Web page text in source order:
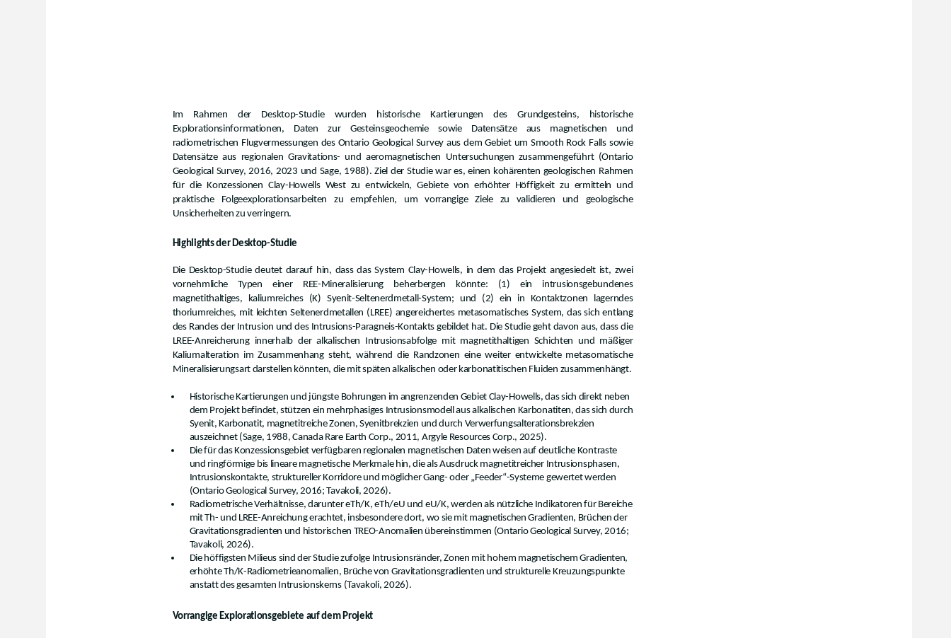
Im Rahmen der Desktop-Studie wurden historische Kartierungen des Grundgesteins, historische
Explorationsinformationen, Daten zur Gesteinsgeochemie sowie Datensätze aus magnetischen und
radiometrischen Flugvermessungen des Ontario Geological Survey aus dem Gebiet um Smooth Rock Falls sowie
Datensätze aus regionalen Gravitations- und aeromagnetischen Untersuchungen zusammengeführt (Ontario
Geological Survey, 2016, 2023 und Sage, 1988). Ziel der Studie war es, einen kohärenten geologischen Rahmen
für die Konzessionen Clay-Howells West zu entwickeln, Gebiete von erhöhter Höffigkeit zu ermitteln und
praktische Folgeexplorationsarbeiten zu empfehlen, um vorrangige Ziele zu validieren und geologische
Unsicherheiten zu verringern.
Highlights der Desktop-Studie
Die Desktop-Studie deutet darauf hin, dass das System Clay-Howells, in dem das Projekt angesiedelt ist, zwei
vornehmliche Typen einer REE-Mineralisierung beherbergen könnte: (1) ein intrusionsgebundenes
magnetithaltiges, kaliumreiches (K) Syenit-Seltenerdmetall-System; und (2) ein in Kontaktzonen lagerndes
thoriumreiches, mit leichten Seltenerdmetallen (LREE) angereichertes metasomatisches System, das sich entlang
des Randes der Intrusion und des Intrusions-Paragneis-Kontakts gebildet hat. Die Studie geht davon aus, dass die
LREE-Anreicherung innerhalb der alkalischen Intrusionsabfolge mit magnetithaltigen Schichten und mäßiger
Kaliumalteration im Zusammenhang steht, während die Randzonen eine weiter entwickelte metasomatische
Mineralisierungsart darstellen könnten, die mit späten alkalischen oder karbonatitischen Fluiden zusammenhängt.
Historische Kartierungen und jüngste Bohrungen im angrenzenden Gebiet Clay-Howells, das sich direkt neben
dem Projekt befindet, stützen ein mehrphasiges Intrusionsmodell aus alkalischen Karbonatiten, das sich durch
Syenit, Karbonatit, magnetitreiche Zonen, Syenitbrekzien und durch Verwerfungsalterationsbrekzien
auszeichnet (Sage, 1988, Canada Rare Earth Corp., 2011, Argyle Resources Corp., 2025).
Die für das Konzessionsgebiet verfügbaren regionalen magnetischen Daten weisen auf deutliche Kontraste
und ringförmige bis lineare magnetische Merkmale hin, die als Ausdruck magnetitreicher Intrusionsphasen,
Intrusionskontakte, struktureller Korridore und möglicher Gang- oder „Feeder“-Systeme gewertet werden
(Ontario Geological Survey, 2016; Tavakoli, 2026).
Radiometrische Verhältnisse, darunter eTh/K, eTh/eU und eU/K, werden als nützliche Indikatoren für Bereiche
mit Th- und LREE-Anreichung erachtet, insbesondere dort, wo sie mit magnetischen Gradienten, Brüchen der
Gravitationsgradienten und historischen TREO-Anomalien übereinstimmen (Ontario Geological Survey, 2016;
Tavakoli, 2026).
Die höffigsten Milieus sind der Studie zufolge Intrusionsränder, Zonen mit hohem magnetischem Gradienten,
erhöhte Th/K-Radiometrieanomalien, Brüche von Gravitationsgradienten und strukturelle Kreuzungspunkte
anstatt des gesamten Intrusionskerns (Tavakoli, 2026).
Vorrangige Explorationsgebiete auf dem Projekt